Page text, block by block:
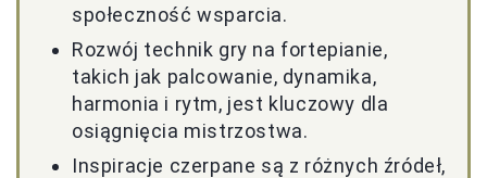
społeczność wsparcia.
Rozwój technik gry na fortepianie,
takich jak palcowanie, dynamika,
harmonia i rytm, jest kluczowy dla
osiągnięcia mistrzostwa.
Inspiracje czerpane są z różnych źródeł,